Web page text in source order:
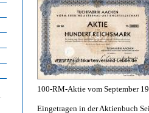
100-RM-Aktie vom September
Eingetragen in der Aktienbuch